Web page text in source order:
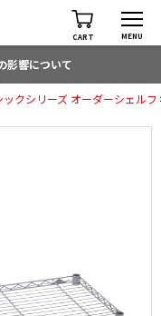
CART MENU
影響について
ックシリーズ オーダーシェルフ